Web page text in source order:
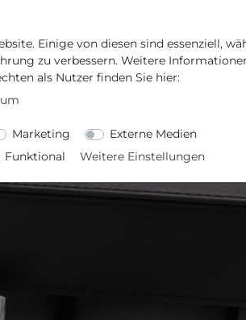
Einige von diesen sind essenziell,
zu verbessern. Weitere
als Nutzer finden Sie hier:
Marketing
Externe Medien
Funktional Weitere Einstellungen